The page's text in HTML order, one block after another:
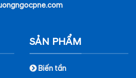
SẢN PHẨM
Biến tần